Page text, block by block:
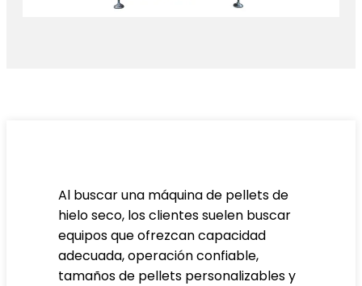
Al buscar una máquina de pellets de
hielo seco, los clientes suelen buscar
equipos que ofrezcan capacidad
adecuada, operación confiable,
tamaños de pellets personalizables y